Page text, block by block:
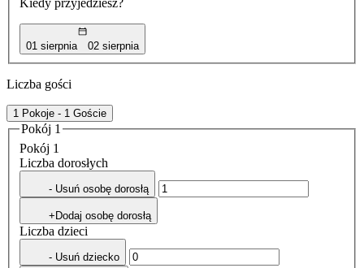
01 sierpnia 02 sierpnia
Liczba gości
1 Pokoje - 1 Goście
Pokój 1
Pokój 1
Liczba dorosłych
- Usuń osobę dorosłą
+Dodaj osobę dorosłą
Liczba dzieci
- Usuń dziecko